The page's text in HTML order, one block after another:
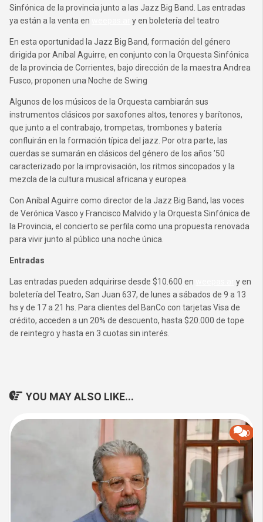
Sinfónica de la provincia junto a las Jazz Big Band. Las entradas
ya están a la venta en
y en boletería del teatro
En esta oportunidad la Jazz Big Band, formación del género
dirigida por Aníbal Aguirre, en conjunto con la Orquesta Sinfónica
de la provincia de Corrientes, bajo dirección de la maestra Andrea
Fusco, proponen una Noche de Swing
Algunos de los músicos de la Orquesta cambiarán sus
instrumentos clásicos por saxofones altos, tenores y barítonos,
que junto a el contrabajo, trompetas, trombones y batería
confluirán en la formación típica del jazz. Por otra parte, las
cuerdas se sumarán en clásicos del género de los años ’50
caracterizado por la improvisación, los ritmos sincopados y la
mezcla de la cultura musical africana y europea.
Con Aníbal Aguirre como director de la Jazz Big Band, las voces
de Verónica Vasco y Francisco Malvido y la Orquesta Sinfónica de
la Provincia, el concierto se perfila como una propuesta renovada
para vivir junto al público una noche única.
Entradas
Las entradas pueden adquirirse desde $10.600 en
y en
boletería del Teatro, San Juan 637, de lunes a sábados de 9 a 13
hs y de 17 a 21 hs. Para clientes del BanCo con tarjetas Visa de
crédito, acceden a un 20% de descuento, hasta $20.000 de tope
de reintegro y hasta en 3 cuotas sin interés.
YOU MAY ALSO LIKE...
0